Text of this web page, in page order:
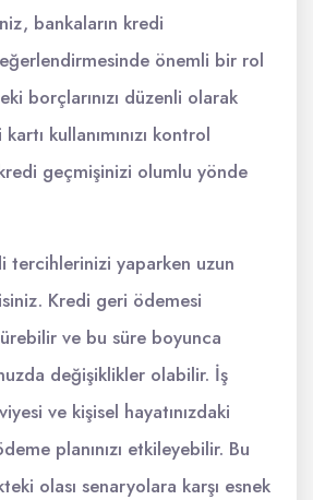
bankaların kredi
önemli bir rol
borçlarınızı düzenli olarak
kullanımınızı kontrol
geçmişinizi olumlu yönde
tercihlerinizi yaparken uzun
Kredi geri ödemesi
ve bu süre boyunca
değişiklikler olabilir. İş
ve kişisel hayatınızdaki
planınızı etkileyebilir. Bu
olası senaryolara karşı esnek